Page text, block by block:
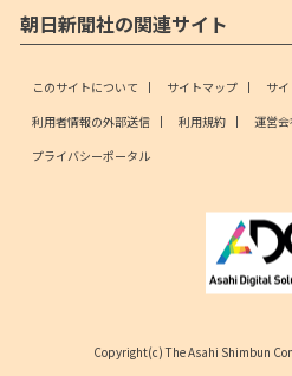
朝日新聞社の関連サイト
このサイトについて サイトマップ サ
利用者情報の外部送信
利用規約 運営
プライバシーポータル
Copyright(c) The Asahi Shimbun